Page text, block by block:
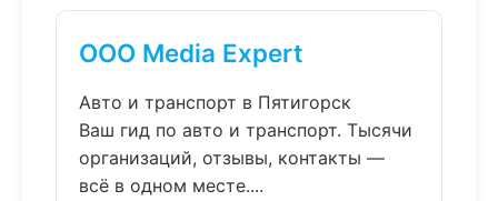
ООО Media Expert
Авто и транспорт в Пятигорск
Ваш гид по авто и транспорт. Тысячи
организаций, отзывы, контакты —
всё в одном месте....